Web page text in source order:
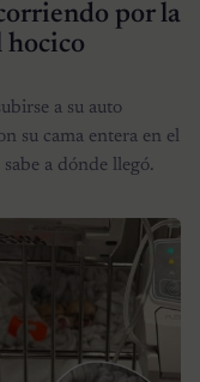
por la
hocico
a su auto
su cama entera en el
a dónde llegó.